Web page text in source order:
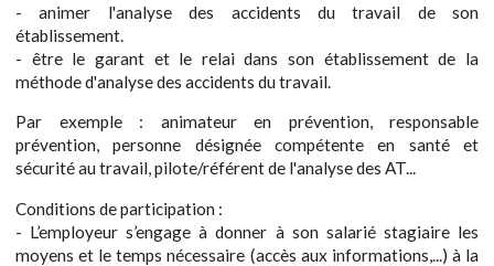
- animer l'analyse des accidents du travail de son
établissement.
- être le garant et le relai dans son établissement de la
méthode d'analyse des accidents du travail.
Par exemple : animateur en prévention, responsable
prévention, personne désignée compétente en santé et
sécurité au travail, pilote/référent de l'analyse des AT...
Conditions de participation :
- L’employeur s’engage à donner à son salarié stagiaire les
moyens et le temps nécessaire (accès aux informations,...) à la